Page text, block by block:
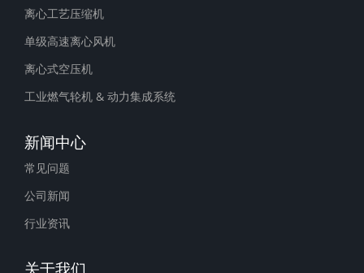
离心工艺压缩机
单级高速离心风机
离心式空压机
工业燃气轮机 & 动力集成系统
新闻中心
常见问题
公司新闻
行业资讯
关于我们